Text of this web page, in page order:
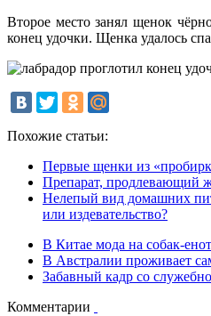
Второе место занял щенок
конец удочки. Щенка удалось
Похожие статьи:
Первые щенки из
Препарат, продлевающий
Нелепый вид домашних
или издевательство?
В Китае мода на собак-
В Австралии проживает
Забавный кадр со
Комментарии